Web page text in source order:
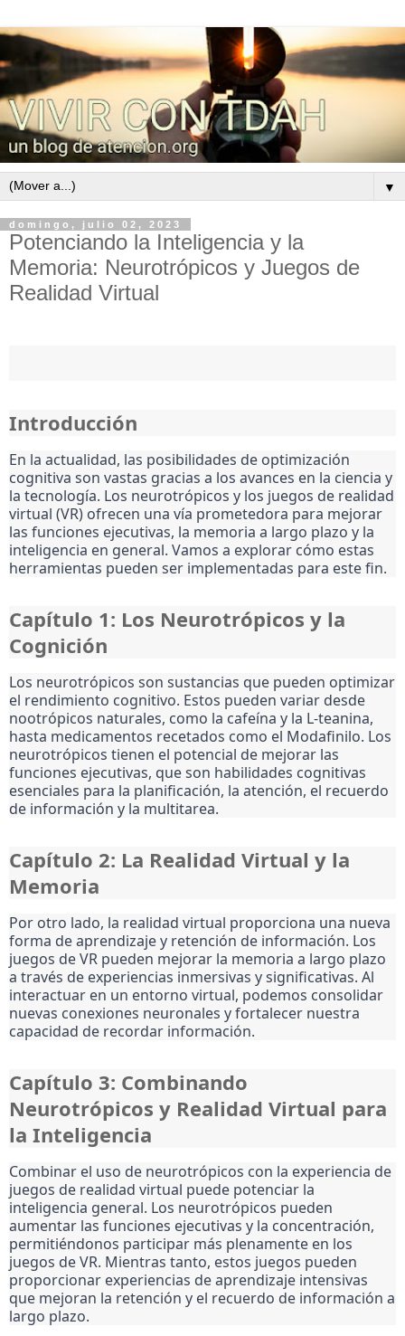
▼
domingo, julio 02, 2023
Potenciando la Inteligencia y la
Memoria: Neurotrópicos y Juegos de
Realidad Virtual
Introducción
En la actualidad, las posibilidades de optimización
cognitiva son vastas gracias a los avances en la ciencia y
la tecnología. Los neurotrópicos y los juegos de realidad
virtual (VR) ofrecen una vía prometedora para mejorar
las funciones ejecutivas, la memoria a largo plazo y la
inteligencia en general. Vamos a explorar cómo estas
herramientas pueden ser implementadas para este fin.
Capítulo 1: Los Neurotrópicos y la
Cognición
Los neurotrópicos son sustancias que pueden optimizar
el rendimiento cognitivo. Estos pueden variar desde
nootrópicos naturales, como la cafeína y la L-teanina,
hasta medicamentos recetados como el Modafinilo. Los
neurotrópicos tienen el potencial de mejorar las
funciones ejecutivas, que son habilidades cognitivas
esenciales para la planificación, la atención, el recuerdo
de información y la multitarea.
Capítulo 2: La Realidad Virtual y la
Memoria
Por otro lado, la realidad virtual proporciona una nueva
forma de aprendizaje y retención de información. Los
juegos de VR pueden mejorar la memoria a largo plazo
a través de experiencias inmersivas y significativas. Al
interactuar en un entorno virtual, podemos consolidar
nuevas conexiones neuronales y fortalecer nuestra
capacidad de recordar información.
Capítulo 3: Combinando
Neurotrópicos y Realidad Virtual para
la Inteligencia
Combinar el uso de neurotrópicos con la experiencia de
juegos de realidad virtual puede potenciar la
inteligencia general. Los neurotrópicos pueden
aumentar las funciones ejecutivas y la concentración,
permitiéndonos participar más plenamente en los
juegos de VR. Mientras tanto, estos juegos pueden
proporcionar experiencias de aprendizaje intensivas
que mejoran la retención y el recuerdo de información a
largo plazo.